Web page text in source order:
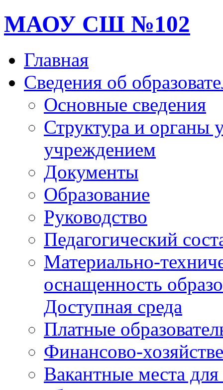
МАОУ СШ №102
Главная
Сведения об
Основные сведения
Структура и органы
учреждением
Документы
Образование
Руководство
Педагогический
Материально-
оснащенность
Доступная среда
Платные
Финансово-
Вакантные места